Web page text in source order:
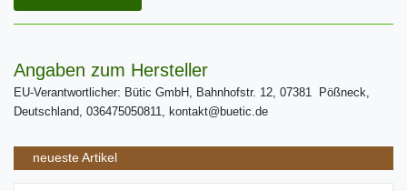
Angaben zum Hersteller
EU-Verantwortlicher: Bütic GmbH, Bahnhofstr. 12, 07381 Pößneck,
Deutschland, 036475050811, kontakt@buetic.de
neueste Artikel